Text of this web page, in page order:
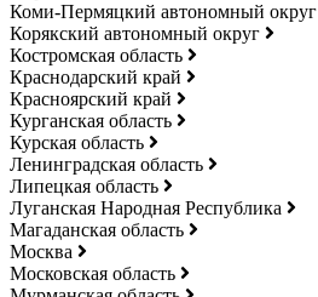
Коми-Пермяцкий автономный округ
Корякский автономный округ
Костромская область
Краснодарский край
Красноярский край
Курганская область
Курская область
Ленинградская область
Липецкая область
Луганская Народная Республика
Магаданская область
Москва
Московская область